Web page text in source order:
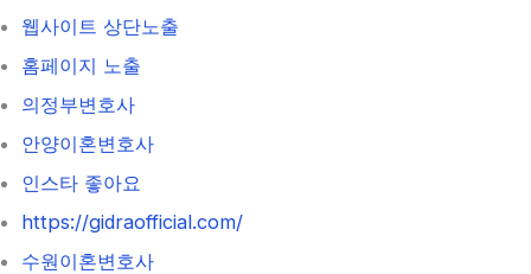
웹사이트 상단노출
홈페이지 노출
의정부변호사
안양이혼변호사
인스타 좋아요
https://gidraofficial.com/
수원이혼변호사